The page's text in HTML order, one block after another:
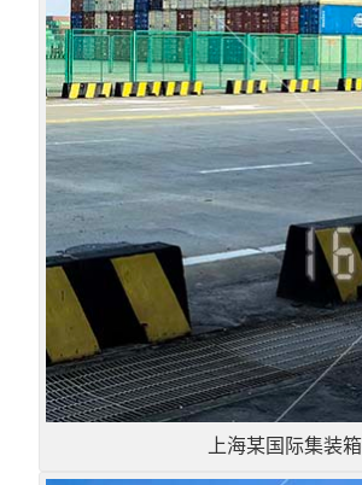
上海某国际集装